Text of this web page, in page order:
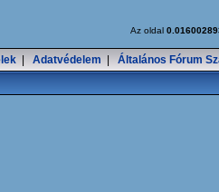
Az oldal
Adatvédelem Általános Fórum